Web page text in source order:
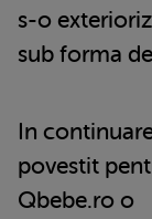
s-o
sub forma
In
povestit
Qbebe.ro o